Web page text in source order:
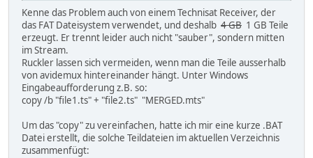
Kenne das Problem auch von einem Technisat Receiver, der
das FAT Dateisystem verwendet, und deshalb 4 GB 1 GB Teile
erzeugt. Er trennt leider auch nicht "sauber", sondern mitten
im Stream.
Ruckler lassen sich vermeiden, wenn man die Teile ausserhalb
von avidemux hintereinander hängt. Unter Windows
Eingabeaufforderung z.B. so:
copy /b "file1.ts" + "file2.ts" "MERGED.mts"
Um das "copy" zu vereinfachen, hatte ich mir eine kurze .BAT
Datei erstellt, die solche Teildateien im aktuellen Verzeichnis
zusammenfügt: